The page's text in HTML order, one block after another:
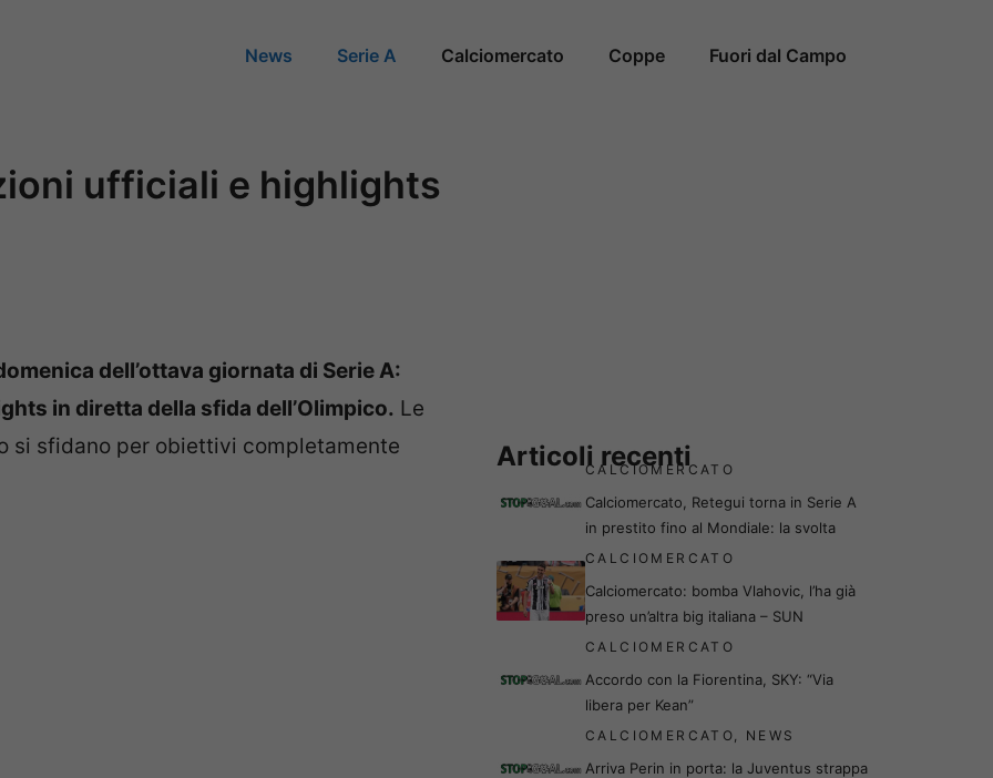
News Serie A Calciomercato Coppe Fuori dal Campo
ufficiali e highlights
dell’ottava giornata di Serie A:
in diretta della sfida dell’Olimpico. Le
si sfidano per obiettivi completamente
Articoli recenti
CALCIOMERCATO
Calciomercato, Retegui torna in Serie A
in prestito fino al Mondiale: la svolta
CALCIOMERCATO
Calciomercato: bomba Vlahovic, l’ha già
preso un’altra big italiana – SUN
CALCIOMERCATO
Accordo con la Fiorentina, SKY: “Via
libera per Kean”
CALCIOMERCATO, NEWS
Arriva Perin in porta: la Juventus strappa